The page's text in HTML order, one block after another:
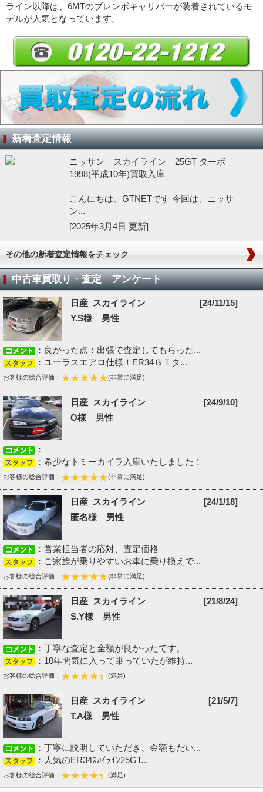
ライン以降は、6MTのブレンボキャリパーが装着されているモ
デルが人気となっています。
新着査定情報
ニッサン スカイライン 25GT ターボ
1998(平成10年)買取入庫
こんにちは、GTNETです 今回は、ニッサ
ン...
[2025年3月4日 更新]
その他の新着査定情報をチェック
中古車買取り・査定 アンケート
日産 スカイライン
[24/11/15]
Y.S様 男性
：良かった点：出張で査定してもらった...
：ユーラスエアロ仕様！ER34ＧＴタ...
お客様の総合評価： (非常に満足)
日産 スカイライン
[24/9/10]
O様 男性
：
：希少なトミーカイラ入庫いたしました！
お客様の総合評価： (非常に満足)
日産 スカイライン
[24/1/18]
匿名様 男性
：営業担当者の応対、査定価格
：ご家族が乗りやすいお車に乗り換えで...
お客様の総合評価： (非常に満足)
日産 スカイライン
[21/8/24]
S.Y様 男性
：丁寧な査定と金額が良かったです。
：10年間気に入って乗っていたが維持...
お客様の総合評価： (満足)
日産 スカイライン
[21/5/7]
T.A様 男性
：丁寧に説明していただき、金額もだい...
：人気のER34ｽｶｲﾗｲﾝ25GT...
お客様の総合評価： (満足)